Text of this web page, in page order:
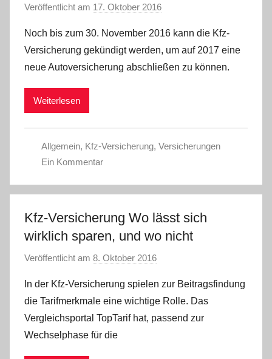
Veröffentlicht am 17. Oktober 2016
n
C
W
Noch bis zum 30. November 2016 kann die Kfz-
Versicherung gekündigt werden, um auf 2017 eine
neue Autoversicherung abschließen zu können.
Weiterlesen
Allgemein, Kfz-Versicherung, Versicherungen
Ein Kommentar
Kfz-Versicherung Wo lässt sich
wirklich sparen, und wo nicht
Veröffentlicht am 8. Oktober 2016
n
C
W
In der Kfz-Versicherung spielen zur Beitragsfindung
die Tarifmerkmale eine wichtige Rolle. Das
Vergleichsportal TopTarif hat, passend zur
Wechselphase für die